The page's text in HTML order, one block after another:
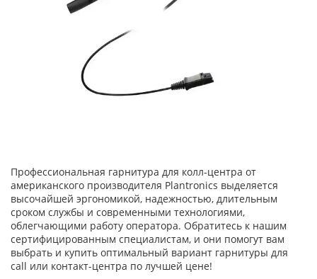
Профессиональная гарнитура для колл-центра от
американского производителя Plantronics выделяется
высочайшей эргономикой, надежностью, длительным
сроком службы и современными технологиями,
облегчающими работу оператора. Обратитесь к нашим
сертифицированным специалистам, и они помогут вам
выбрать и купить оптимальный вариант гарнитуры для
call или контакт-центра по лучшей цене!